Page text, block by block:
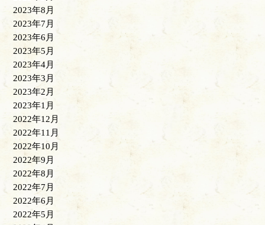
2023年8月
2023年7月
2023年6月
2023年5月
2023年4月
2023年3月
2023年2月
2023年1月
2022年12月
2022年11月
2022年10月
2022年9月
2022年8月
2022年7月
2022年6月
2022年5月